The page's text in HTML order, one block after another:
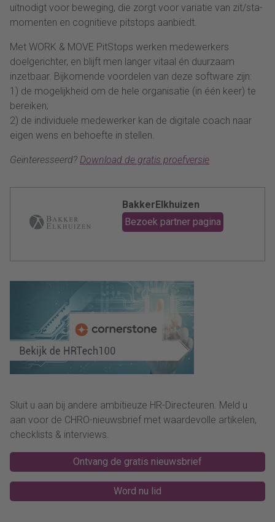
uitnodigt voor beweging, die zorgt voor variatie van zit/sta-
momenten en cognitieve pitstops aanbiedt.
Met WORK & MOVE PitStops werken medewerkers
doelgerichter, en blijft men langer vitaal én duurzaam
inzetbaar. Bijkomende voordelen van deze software zijn:
1) de mogelijkheid om de hele organisatie (in één keer) te
bereiken;
2) de individuele medewerker kan de digitale coach naar
eigen wens en behoefte in stellen.
Geïnteresseerd? Download de gratis proefversie
BakkerElkhuizen
Bezoek partner pagina
Sluit u aan bij andere ambitieuze HR-Directeuren. Meld u
aan voor de CHRO-nieuwsbrief met waardevolle artikelen,
checklists & interviews.
Ontvang de gratis nieuwsbrief
Word nu lid